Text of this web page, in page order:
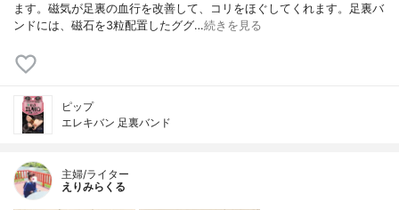
ます。磁気が足裏の血行を改善して、コリをほぐしてくれます。足裏バ
ンドには、磁石を3粒配置したググ…続きを見る
ピップ
エレキバン 足裏バンド
主婦/ライター
えりみらくる